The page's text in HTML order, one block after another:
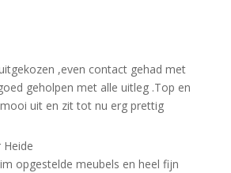
,even contact gehad met
geholpen met alle uitleg .Top en
uit en zit tot nu erg prettig
Heide
opgestelde meubels en heel fijn